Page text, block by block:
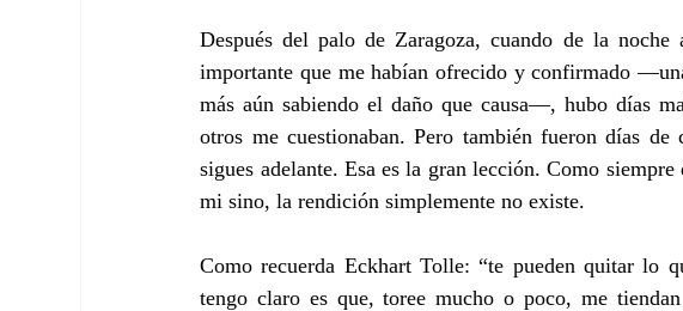
Después del palo de Zaragoza, cuando de la
importante que me habían ofrecido y confirmado
más aún sabiendo el daño que causa—, hubo días
otros me cuestionaban. Pero también fueron días
sigues adelante. Esa es la gran lección. Como
mi sino, la rendición simplemente no existe.
Como recuerda Eckhart Tolle: “te pueden quitar lo
tengo claro es que, toree mucho o poco, me